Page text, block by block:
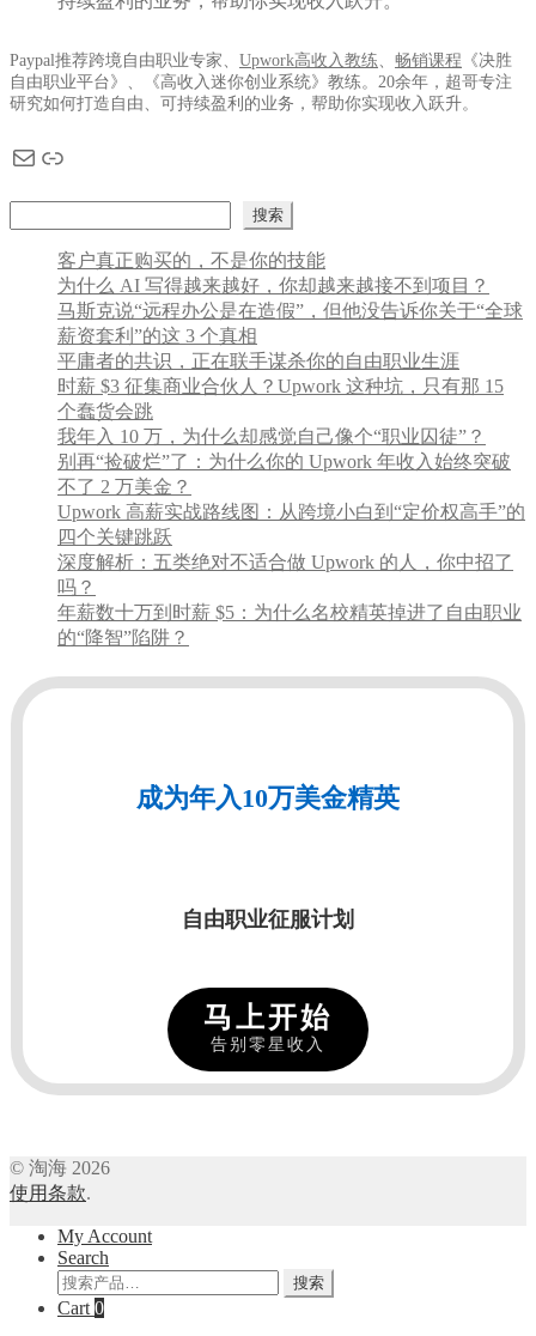
Paypal推荐跨境自由职业专家、 Upwork高收入教练 、 畅销课程 《决胜
自由职业平台》、《高收入迷你创业系统》教练。20余年，超哥专注
研究如何打造自由、可持续盈利的业务，帮助你实现收入跃升。
电子邮件 链接
搜索
客户真正购买的，不是你的技能
为什么 AI 写得越来越好，你却越来越接不到项目？
马斯克说“远程办公是在造假”，但他没告诉你关于“全球
薪资套利”的这 3 个真相
平庸者的共识，正在联手谋杀你的自由职业生涯
时薪 $3 征集商业合伙人？Upwork 这种坑，只有那 15
个蠢货会跳
我年入 10 万，为什么却感觉自己像个“职业囚徒”？
别再“捡破烂”了：为什么你的 Upwork 年收入始终突破
不了 2 万美金？
Upwork 高薪实战路线图：从跨境小白到“定价权高手”的
四个关键跳跃
深度解析：五类绝对不适合做 Upwork 的人，你中招了
吗？
年薪数十万到时薪 $5：为什么名校精英掉进了自由职业
的“降智”陷阱？
成为年入10万美金精英
自由职业征服计划
马上开始
告别零星收入
© 淘海 2026
使用条款.
My Account
Search
搜
索：
搜索
Cart 0